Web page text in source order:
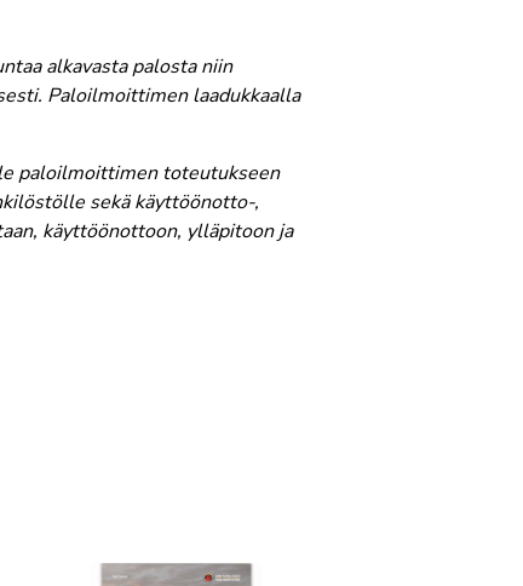
alkavasta palosta niin
Paloilmoittimen laadukkaalla
paloilmoittimen toteutukseen
sekä käyttöönotto-,
käyttöönottoon, ylläpitoon ja